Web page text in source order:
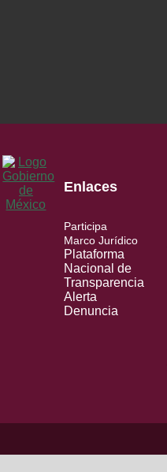
Enlaces
Participa
Marco Jurídico
Plataforma
Nacional de
Transparencia
Alerta
Denuncia